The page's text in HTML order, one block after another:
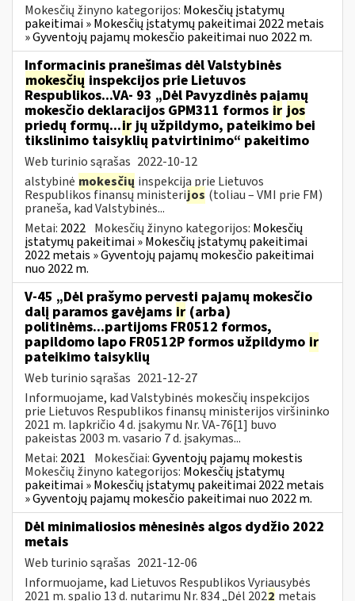
Mokesčių žinyno kategorijos: Mokesčių įstatymų
pakeitimai » Mokesčių įstatymų pakeitimai 2022 metais
» Gyventojų pajamų mokesčio pakeitimai nuo 2022 m.
Informacinis pranešimas dėl Valstybinės
mokesčių inspekcijos prie Lietuvos
Respublikos...VA- 93 „Dėl Pavyzdinės pajamų
mokesčio deklaracijos GPM311 formos ir jos
priedų formų...irjų užpildymo, pateikimo bei
tikslinimo taisyklių patvirtinimo“ pakeitimo
Web turinio sąrašas 2022-10-12
alstybinė mokesčių inspekcija prie Lietuvos
Respublikos finansų ministerijos (toliau – VMI prie FM)
praneša, kad Valstybinės...
Metai: 2022 Mokesčių žinyno kategorijos: Mokesčių
įstatymų pakeitimai » Mokesčių įstatymų pakeitimai
2022 metais » Gyventojų pajamų mokesčio pakeitimai
nuo 2022 m.
V-45 „Dėl prašymo pervesti pajamų mokesčio
dalį paramos gavėjams ir (arba)
politinėms...partijoms FR0512 formos,
papildomo lapo FR0512P formos užpildymo ir
pateikimo taisyklių
Web turinio sąrašas 2021-12-27
Informuojame, kad Valstybinės mokesčių inspekcijos
prie Lietuvos Respublikos finansų ministerijos viršininko
2021 m. lapkričio 4 d. įsakymu Nr. VA-76[1] buvo
pakeistas 2003 m. vasario 7 d. įsakymas...
Metai: 2021 Mokesčiai:Gyventojų pajamų mokestis
Mokesčių žinyno kategorijos: Mokesčių įstatymų
pakeitimai » Mokesčių įstatymų pakeitimai 2022 metais
» Gyventojų pajamų mokesčio pakeitimai nuo 2022 m.
Dėl minimaliosios mėnesinės algos dydžio 2022
metais
Web turinio sąrašas 2021-12-06
Informuojame, kad Lietuvos Respublikos Vyriausybės
2021 m. spalio 13 d. nutarimu Nr. 834 „Dėl 2022 metais